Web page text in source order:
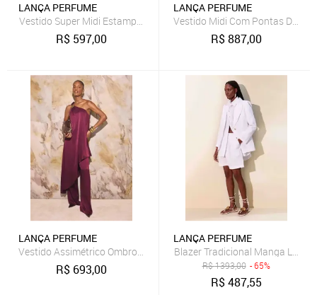
LANÇA PERFUME
Vestido Super Midi Estampado Ombro Único Lança Perfume
R$ 597,00
LANÇA PERFUME
Vestido Midi Com Pontas De
R$887,00
LANÇA PERFUME
Vestido Assimétrico Ombro Único Lança Perfume
R$ 693,00
LANÇA PERFUME
Blazer Tradicional Manga
R$1393,00 - 65%
R$487,55